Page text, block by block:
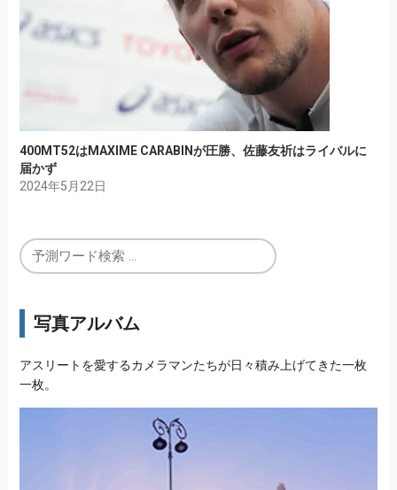
400MT52はMAXIME CARABINが圧勝、佐藤友祈はライバルに
届かず
2024年5月22日
写真アルバム
アスリートを愛するカメラマンたちが日々積み上げてきた一枚
一枚。